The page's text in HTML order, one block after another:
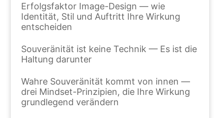
Erfolgsfaktor Image-Design — wie
Identität, Stil und Auftritt Ihre Wirkung
entscheiden
Souveränität ist keine Technik — Es ist die
Haltung darunter
Wahre Souveränität kommt von innen —
drei Mindset-Prinzipien, die Ihre Wirkung
grundlegend verändern